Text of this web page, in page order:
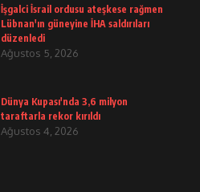
İşgalci İsrail ordusu ateşkese rağmen
Lübnan'ın güneyine İHA saldırıları
düzenledi
Ağustos 5, 2026
Dünya Kupası'nda 3,6 milyon
taraftarla rekor kırıldı
Ağustos 4, 2026